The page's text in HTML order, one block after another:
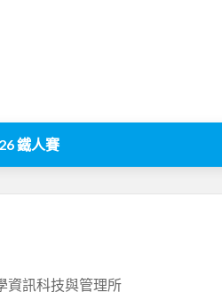
鐵人賽
資訊科技與管理所